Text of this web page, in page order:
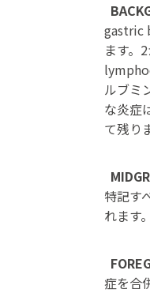
gastric
ます。
ルブミ
な炎症
て残り
特記す
れます。
症を合